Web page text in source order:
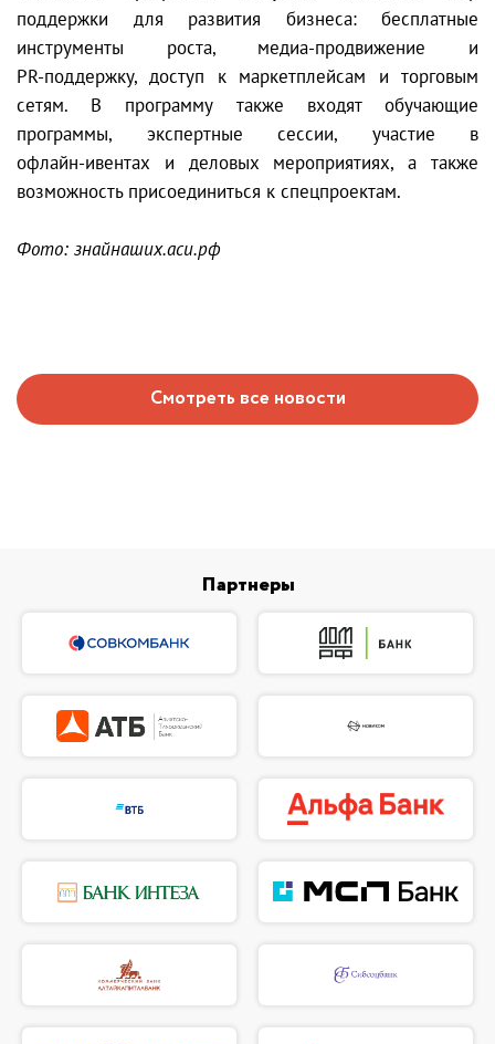
поддержки для развития бизнеса: бесплатные
инструменты роста, медиа‑продвижение и
PR‑поддержку, доступ к маркетплейсам и торговым
сетям. В программу также входят обучающие
программы, экспертные сессии, участие в
офлайн‑ивентах и деловых мероприятиях, а также
возможность присоединиться к спецпроектам.
Фото: знайнаших.аси.рф
Смотреть все новости
Партнеры